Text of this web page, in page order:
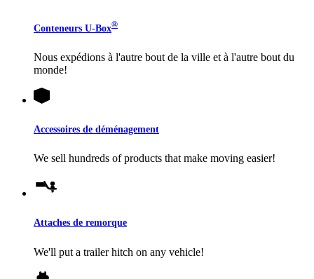
Conteneurs U-Box®
Nous expédions à l'autre bout de la ville et à l'autre bout du
monde!
Accessoires de déménagement
We sell hundreds of products that make moving easier!
Attaches de remorque
We'll put a trailer hitch on any vehicle!